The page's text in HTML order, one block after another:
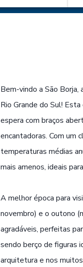
Bem-vindo a São
Rio Grande do Sul!
espera com braços
encantadoras. Com um
temperaturas médias
mais amenos, ideais
A melhor época para
novembro) e o outono
agradáveis, perfeitas
sendo berço de figuras
arquitetura e nos